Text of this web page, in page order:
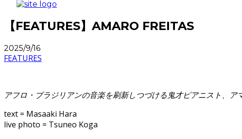
【FEATURES】AMARO FREITAS
2025/9/16
FEATURES
アフロ・ブラジリアンの音楽を刷新しつづける鬼才ピアニスト、
text = Masaaki Hara
live photo = Tsuneo Koga